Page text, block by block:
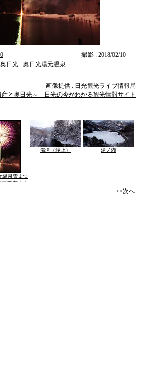
撮影 : 2018/02/10
奥日光 奥日光湯元温泉
画像提供 : 日光観光ライブ情報局
産と奥日光～ 日光の今がわかる観光情報サイト
温泉雪まつ
畔花火大
湯滝（滝上） 湯ノ湖
>>次へ